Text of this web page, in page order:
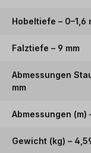
Hobeltiefe – 0–1,6
Falztiefe – 9 mm
Abmessungen
mm
Abmessungen (m)
Gewicht (kg) –